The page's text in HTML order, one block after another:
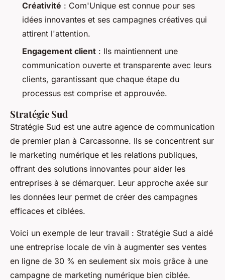
Créativité : Com'Unique est connue pour ses
idées innovantes et ses campagnes créatives qui
attirent l'attention.
Engagement client : Ils maintiennent une
communication ouverte et transparente avec leurs
clients, garantissant que chaque étape du
processus est comprise et approuvée.
Stratégie Sud
Stratégie Sud est une autre agence de communication
de premier plan à Carcassonne. Ils se concentrent sur
le marketing numérique et les relations publiques,
offrant des solutions innovantes pour aider les
entreprises à se démarquer. Leur approche axée sur
les données leur permet de créer des campagnes
efficaces et ciblées.
Voici un exemple de leur travail : Stratégie Sud a aidé
une entreprise locale de vin à augmenter ses ventes
en ligne de 30 % en seulement six mois grâce à une
campagne de marketing numérique bien ciblée.